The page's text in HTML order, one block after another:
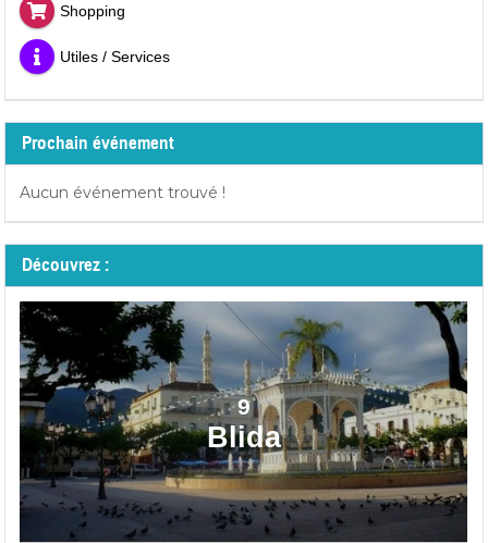
Shopping
Utiles / Services
Prochain événement
Aucun événement trouvé !
Découvrez :
9
Blida